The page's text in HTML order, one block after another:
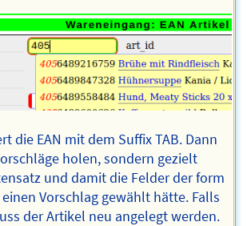
die EAN mit dem Suffix TAB. Dann
holen, sondern gezielt
und damit die Felder der form
Vorschlag gewählt hätte. Falls
der Artikel neu angelegt werden.